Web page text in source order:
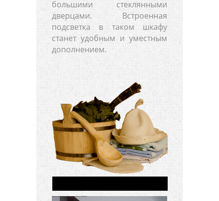
большими стеклянными
дверцами. Встроенная
подсветка в таком шкафу
станет удобным и уместным
дополнением.